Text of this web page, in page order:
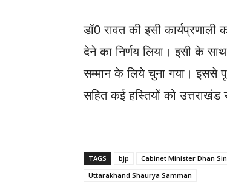
डॉ0 रावत की इसी
देने का निर्णय लिया। इसी के साथ
सम्मान के लिये चुना गया। इससे
सहित कई हस्तियों को उत्तराखंड
TAGS bjp Cabinet Minister Dhan
Uttarakhand Shaurya Samman